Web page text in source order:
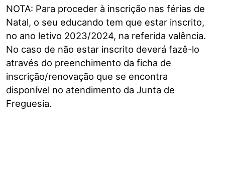
NOTA: Para proceder à inscrição nas férias de
Natal, o seu educando tem que estar inscrito,
no ano letivo 2023/2024, na referida valência.
No caso de não estar inscrito deverá fazê-lo
através do preenchimento da ficha de
inscrição/renovação que se encontra
disponível no atendimento da Junta de
Freguesia.